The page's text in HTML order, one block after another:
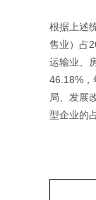
根据上述
售业）占
运输业、
46.18%，
局、发展
型企业的